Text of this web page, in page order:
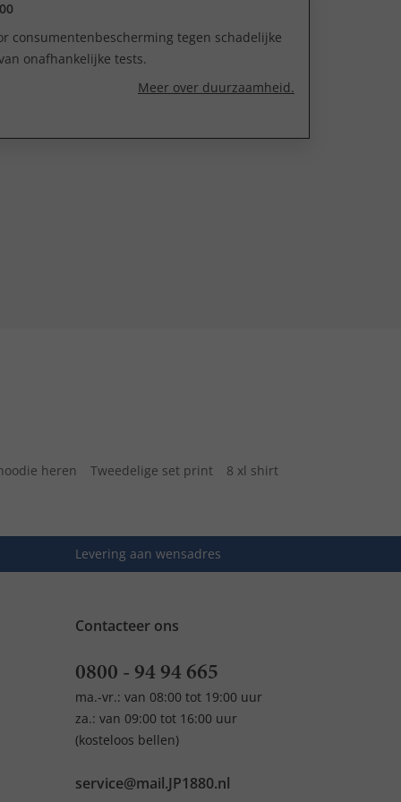
consumentenbescherming tegen schadelijke
onafhankelijke tests.
Meer over duurzaamheid.
heren Tweedelige set print
8 xl shirt
Levering aan wensadres
Contacteer ons
0800 - 94 94 665
ma.-vr.: van 08:00 tot 19:00 uur
za.: van 09:00 tot 16:00 uur
(kosteloos bellen)
service@mail.JP1880.nl